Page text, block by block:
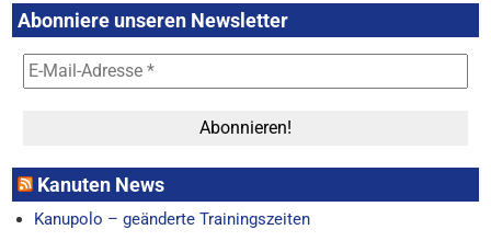
Abonniere unseren Newsletter
Kanuten News
Kanupolo – geänderte Trainingszeiten